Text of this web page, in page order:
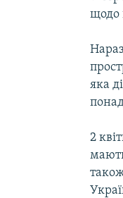
щодо
яка
2